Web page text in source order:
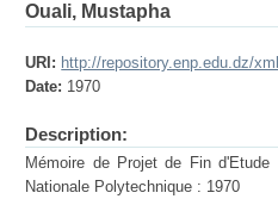
Ouali, Mustapha
URI: http://repository.enp.edu.dz/
Date: 1970
Description:
Mémoire de Projet de Fin
Nationale Polytechnique : 1970